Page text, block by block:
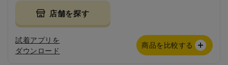
店舗を探す
試着アプリを
ダウンロード
商品を比較する